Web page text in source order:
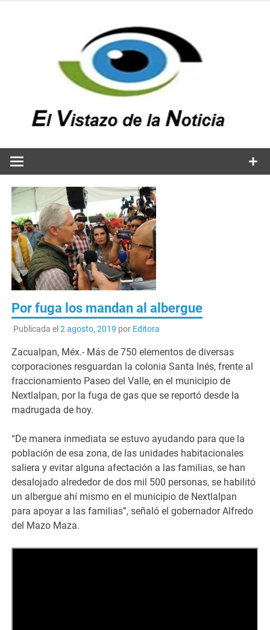
Por fuga los mandan al albergue
Publicada el 2 agosto, 2019 por Editora
Zacualpan, Méx.- Más de 750 elementos de diversas
corporaciones resguardan la colonia Santa Inés, frente al
fraccionamiento Paseo del Valle, en el municipio de
Nextlalpan, por la fuga de gas que se reportó desde la
madrugada de hoy.
“De manera inmediata se estuvo ayudando para que la
población de esa zona, de las unidades habitacionales
saliera y evitar alguna afectación a las familias, se han
desalojado alrededor de dos mil 500 personas, se habilitó
un albergue ahí mismo en el municipio de Nextlalpan
para apoyar a las familias”, señaló el gobernador Alfredo
del Mazo Maza.